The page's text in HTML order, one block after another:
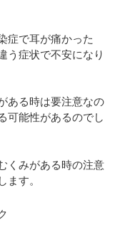
症で耳が痛かった
う症状で不安になり
ある時は要注意なの
可能性があるのでし
くみがある時の注意
ます。